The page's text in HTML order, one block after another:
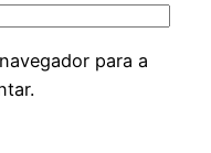
para a